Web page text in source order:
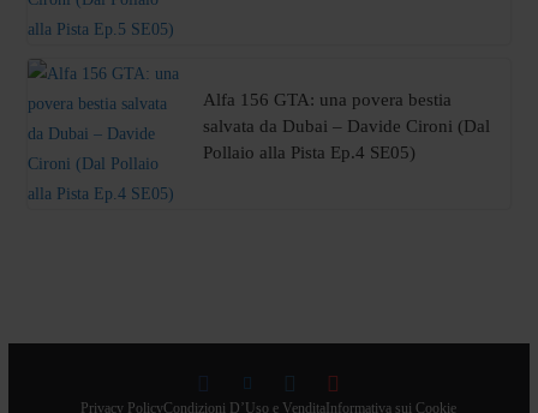
Alfa 156 GTA: una povera bestia
salvata da Dubai – Davide Cironi (Dal
Pollaio alla Pista Ep.4 SE05)
Privacy PolicyCondizioni D’Uso e Vendita Informativa sui Cookie